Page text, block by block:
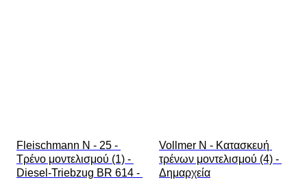
Fleischmann N - 25 -
Τρένο μοντελισμού (1) -
Diesel-Triebzug BR 614 -
Vollmer N - Κατασκευή
τρένων μοντελισμού (4) -
Δημαρχεία